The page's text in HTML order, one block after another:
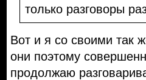
только разговоры
Вот и я со своими так
они поэтому
продолжаю